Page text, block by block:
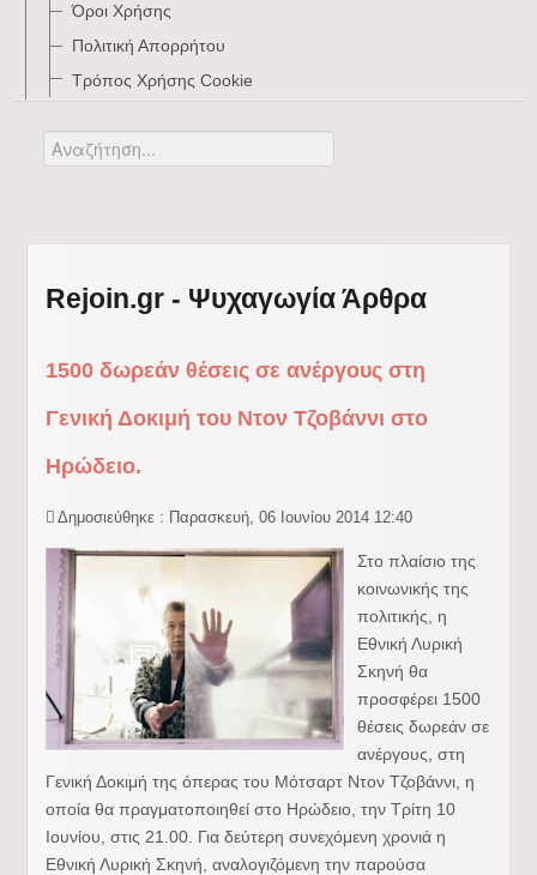
Όροι Χρήσης
Πολιτική Απορρήτου
Τρόπος Xρήσης Cookie
Αναζήτηση...
Rejoin.gr - Ψυχαγωγία Άρθρα
1500 δωρεάν θέσεις σε ανέργους στη
Γενική Δοκιμή του Ντον Τζοβάννι στο
Ηρώδειο.
Δημοσιεύθηκε : Παρασκευή, 06 Ιουνίου 2014 12:40
Στο πλαίσιο της
κοινωνικής της
πολιτικής, η
Εθνική Λυρική
Σκηνή θα
προσφέρει 1500
θέσεις δωρεάν σε
ανέργους, στη
Γενική Δοκιμή της όπερας του Μότσαρτ Ντον Τζοβάννι, η
οποία θα πραγματοποιηθεί στο Ηρώδειο, την Τρίτη 10
Ιουνίου, στις 21.00. Για δεύτερη συνεχόμενη χρονιά η
Εθνική Λυρική Σκηνή, αναλογιζόμενη την παρούσα